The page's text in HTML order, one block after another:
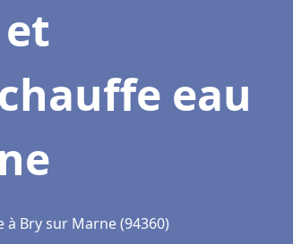
eau
Bry sur Marne (94360)